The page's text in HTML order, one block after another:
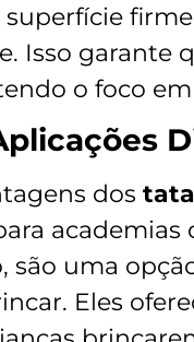
Isso garante
o foco
dos
academias
são uma
Eles